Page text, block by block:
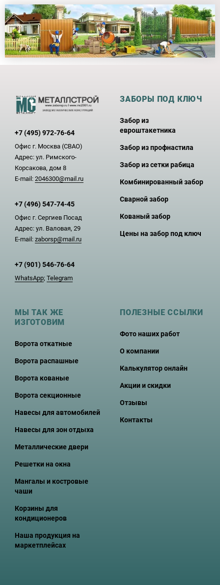
+7 (495) 972-76-64
Офис г. Москва (СВАО)
Адрес: ул. Римского-
Корсакова, дом 8
E-mail: 2046300@mail.ru
+7 (496) 547-74-45
Офис г. Сергиев Посад
Адрес: ул. Валовая, 29
E-mail: zaborsp@mail.ru
+7 (901) 546-76-64
WhatsApp; Telegram
ЗАБОРЫ ПОД КЛЮЧ
Забор из
евроштакетника
Забор из профнастила
Забор из сетки рабица
Комбинированный забор
Сварной забор
Кованый забор
Цены на забор под ключ
МЫ ТАК ЖЕ
ИЗГОТОВИМ
Ворота откатные
Ворота распашные
Ворота кованые
Ворота секционные
Навесы для автомобилей
Навесы для зон отдыха
Металлические двери
Решетки на окна
Мангалы и костровые
чаши
Корзины для
кондиционеров
Наша продукция на
маркетплейсах
ПОЛЕЗНЫЕ ССЫЛКИ
Фото наших работ
О компании
Калькулятор онлайн
Акции и скидки
Отзывы
Контакты